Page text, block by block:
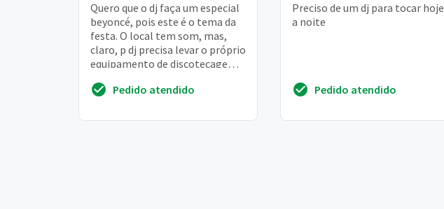
Quero que o dj faça um especial
beyoncé, pois este é o tema da
festa. O local tem som, mas,
claro, p dj precisa levar o próprio
equipamento de discotecagem.
Pedido atendido
Preciso de um dj para tocar hoje
a noite
Pedido atendido